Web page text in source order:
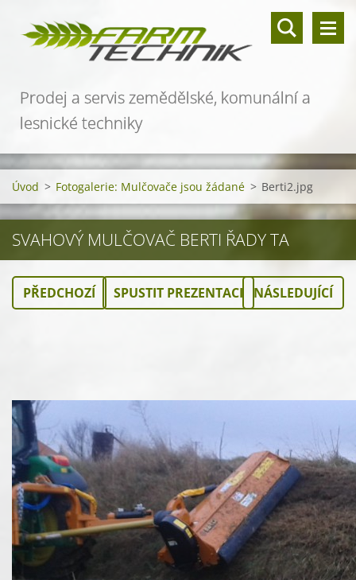
Prodej a servis zemědělské, komunální a
lesnické techniky
Úvod > Fotogalerie: Mulčovače jsou žádané > Berti2.jpg
SVAHOVÝ MULČOVAČ BERTI ŘADY TA
PŘEDCHOZÍ SPUSTIT PREZENTACI NÁSLEDUJÍCÍ